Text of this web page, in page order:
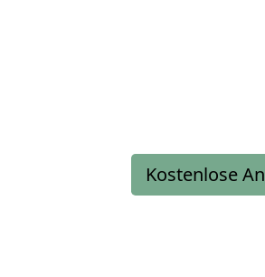
Kostenlose